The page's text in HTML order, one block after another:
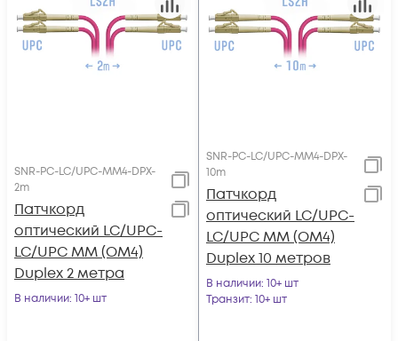
SNR-PC-LC/UPC-MM4-DPX-
2m
Патчкорд
оптический LC/UPC-
LC/UPC MM (OM4)
Duplex 2 метра
В наличии: 10+ шт
SNR-PC-LC/UPC-MM4-DPX-
10m
Патчкорд
оптический LC/UPC-
LC/UPC MM (OM4)
Duplex 10 метров
В наличии: 10+ шт
Транзит: 10+ шт